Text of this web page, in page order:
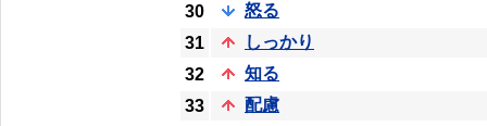
30
怒る
31
しっかり
32
知る
33
配慮